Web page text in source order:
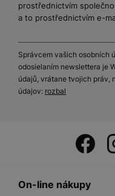
prostřednictvím
a to prostřednictvím e-
Správcem vašich osobních
odosielaním newslettera je
údajů, vrátane tvojich práv,
údajov: rozbal
On-line nákupy